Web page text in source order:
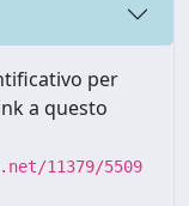
per
a questo
11379/5509